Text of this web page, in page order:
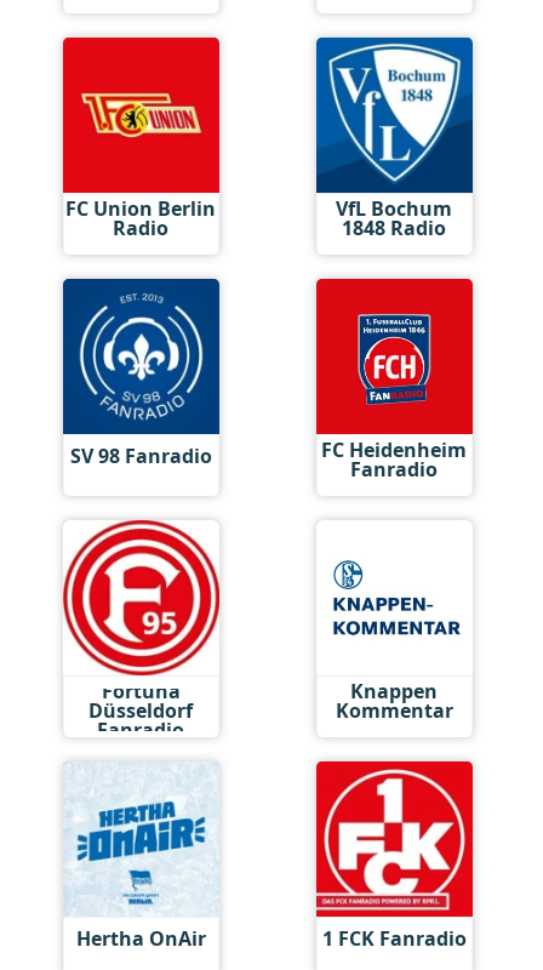
FC Union Berlin
Radio
VfL Bochum
1848 Radio
SV 98 Fanradio FC Heidenheim
Fanradio
Fortuna
Düsseldorf
Fanradio
Knappen
Kommentar
Hertha OnAir 1 FCK Fanradio